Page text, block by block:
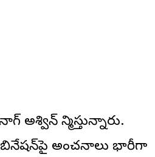
నిర్మిస్తున్నారు.
అంచనాలు భారీగా